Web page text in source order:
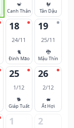
🐒
Canh Thân
🐓
Tân Dậu
18
24/11
🐈
Đinh Mão
19
25/11
🐉
Mậu Thìn
25
1/12
🐕
Giáp Tuất
26
2/12
🐖
Ất Hợi
1 2